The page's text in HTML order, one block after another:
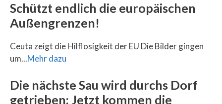
Schützt endlich die europäischen
Außengrenzen!
Ceuta zeigt die Hilflosigkeit der EU Die Bilder gingen
um...Mehr dazu
Die nächste Sau wird durchs Dorf
getrieben: Jetzt kommen die